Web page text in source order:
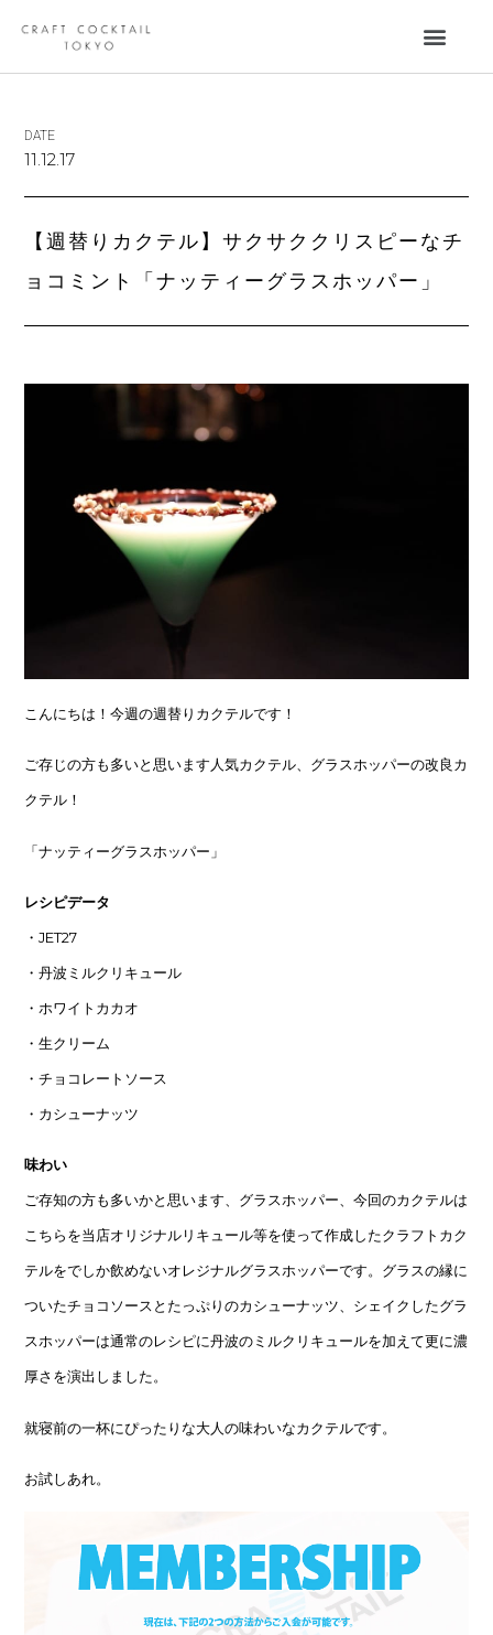
DATE
11.12.17
【週替りカクテル】サクサククリスピーなチ
ョコミント「ナッティーグラスホッパー」
こんにちは！今週の週替りカクテルです！
ご存じの方も多いと思います人気カクテル、グラスホッパーの改良カ
クテル！
「ナッティーグラスホッパー」
レシピデータ
・JET27
・丹波ミルクリキュール
・ホワイトカカオ
・生クリーム
・チョコレートソース
・カシューナッツ
味わい
ご存知の方も多いかと思います、グラスホッパー、今回のカクテルは
こちらを当店オリジナルリキュール等を使って作成したクラフトカク
テルをでしか飲めないオレジナルグラスホッパーです。グラスの縁に
ついたチョコソースとたっぷりのカシューナッツ、シェイクしたグラ
スホッパーは通常のレシピに丹波のミルクリキュールを加えて更に濃
厚さを演出しました。
就寝前の一杯にぴったりな大人の味わいなカクテルです。
お試しあれ。